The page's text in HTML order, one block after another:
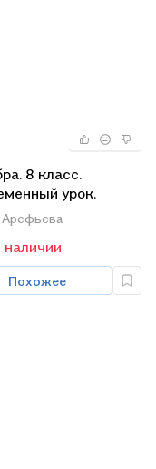
8 класс.
урок.
планы и
Похожее